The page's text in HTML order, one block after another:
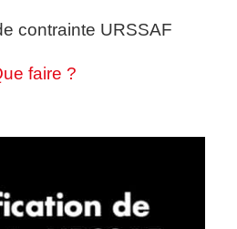
contrainte URSSAF
faire ?